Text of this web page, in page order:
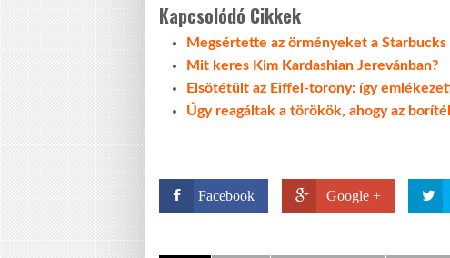
Kapcsolódó Cikkek
Megsértette az örményeket a Starbucks
Mit keres Kim Kardashian Jerevánban?
Elsötétült az Eiffel-torony: így
Úgy reagáltak a törökök, ahogy az
Facebook Google +